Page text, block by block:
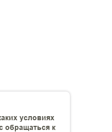
условиях
обращаться к